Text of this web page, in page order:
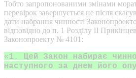
Тобто запропонованими змінами
перевірок завершується не після
дати набрання чинності
відповідно до п. 1 Розділу ІІ
Законопроекту № 4101:
«1. Цей Закон набирає
наступного за днем його